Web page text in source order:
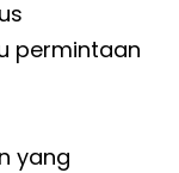
permintaan
yang